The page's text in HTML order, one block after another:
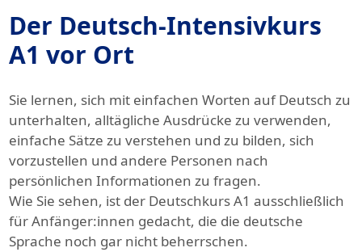
Der Deutsch-Intensivkurs
A1 vor Ort
Sie lernen, sich mit einfachen Worten auf Deutsch zu
unterhalten, alltägliche Ausdrücke zu verwenden,
einfache Sätze zu verstehen und zu bilden, sich
vorzustellen und andere Personen nach
persönlichen Informationen zu fragen.
Wie Sie sehen, ist der Deutschkurs A1 ausschließlich
für Anfänger:innen gedacht, die die deutsche
Sprache noch gar nicht beherrschen.